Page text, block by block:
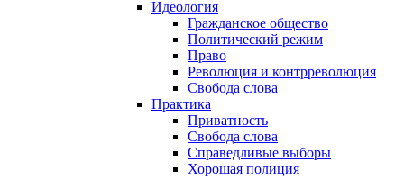
Идеология
Гражданское общество
Политический режим
Право
Революция и контрреволюция
Свобода слова
Практика
Приватность
Свобода слова
Справедливые выборы
Хорошая полиция